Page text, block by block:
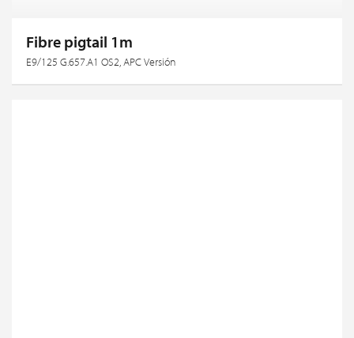
Fibre pigtail 1m
E9/125 G.657.A1 OS2, APC Versión